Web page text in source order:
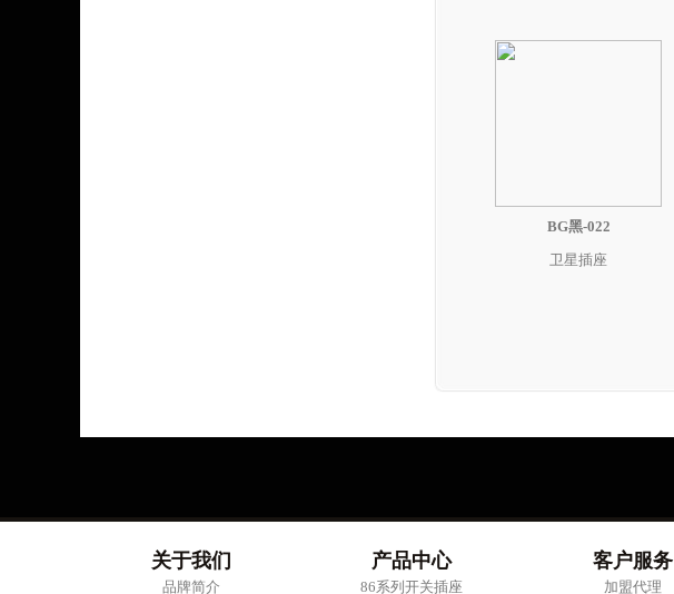
BG黑-022
卫星插座
关于我们
品牌简介
产品中心
86系列开关插座
客户服务
加盟代理